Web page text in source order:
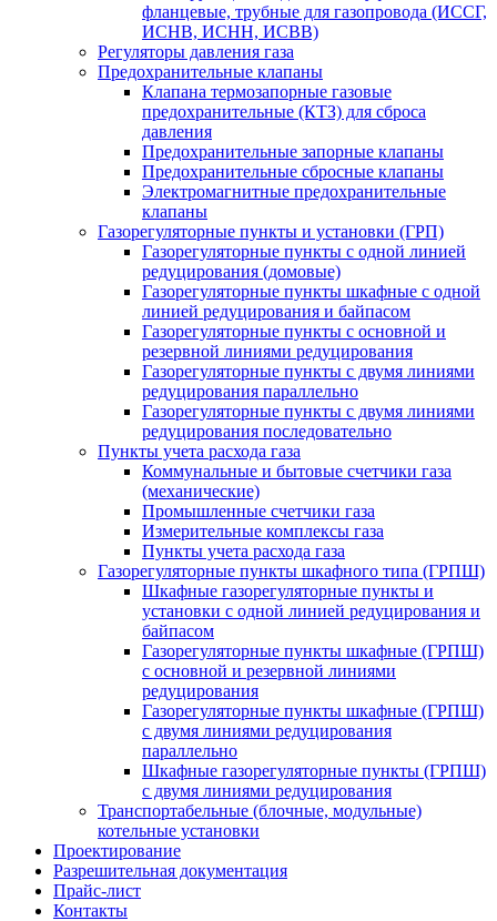
фланцевые, трубные для газопровода (ИССГ,
ИСНВ, ИСНН, ИСВВ)
Регуляторы давления газа
Предохранительные клапаны
Клапана термозапорные газовые
предохранительные (КТЗ) для сброса
давления
Предохранительные запорные клапаны
Предохранительные сбросные клапаны
Электромагнитные предохранительные
клапаны
Газорегуляторные пункты и установки (ГРП)
Газорегуляторные пункты с одной линией
редуцирования (домовые)
Газорегуляторные пункты шкафные с одной
линией редуцирования и байпасом
Газорегуляторные пункты с основной и
резервной линиями редуцирования
Газорегуляторные пункты с двумя линиями
редуцирования параллельно
Газорегуляторные пункты с двумя линиями
редуцирования последовательно
Пункты учета расхода газа
Коммунальные и бытовые счетчики газа
(механические)
Промышленные счетчики газа
Измерительные комплексы газа
Пункты учета расхода газа
Газорегуляторные пункты шкафного типа (ГРПШ)
Шкафные газорегуляторные пункты и
установки c одной линией редуцирования и
байпасом
Газорегуляторные пункты шкафные (ГРПШ)
с основной и резервной линиями
редуцирования
Газорегуляторные пункты шкафные (ГРПШ)
с двумя линиями редуцирования
параллельно
Шкафные газорегуляторные пункты (ГРПШ)
c двумя линиями редуцирования
Транспортабельные (блочные, модульные)
котельные установки
Проектирование
Разрешительная документация
Прайс-лист
Контакты